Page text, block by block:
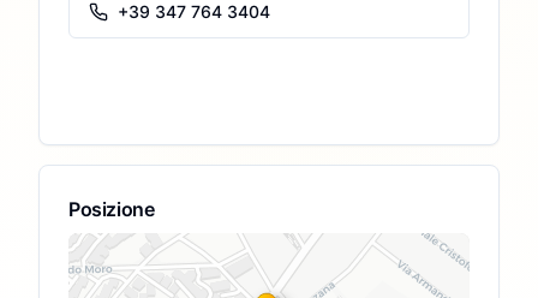
+39 347 764 3404
Posizione